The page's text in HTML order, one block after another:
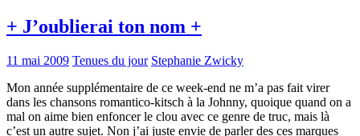
+ J’oublierai ton nom +
11 mai 2009 Tenues du jour Stephanie Zwicky
Mon année supplémentaire de ce week-end ne m’a pas fait virer
dans les chansons romantico-kitsch à la Johnny, quoique quand on a
mal on aime bien enfoncer le clou avec ce genre de truc, mais là
c’est un autre sujet. Non j’ai juste envie de parler des ces marques